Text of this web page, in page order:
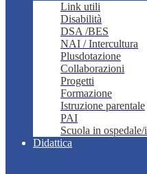
Link utili
Disabilità
DSA /BES
NAI / Intercultura
Plusdotazione
Collaborazioni
Progetti
Formazione
Istruzione parentale
PAI
Scuola in
Didattica